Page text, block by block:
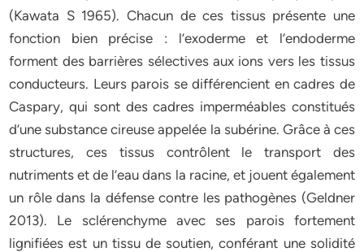
(Kawata S 1965). Chacun de ces tissus présente une
fonction bien précise : l’exoderme et l’endoderme
forment des barrières sélectives aux ions vers les tissus
conducteurs. Leurs parois se différencient en cadres de
Caspary, qui sont des cadres imperméables constitués
d’une substance cireuse appelée la subérine. Grâce à ces
structures, ces tissus contrôlent le transport des
nutriments et de l’eau dans la racine, et jouent également
un rôle dans la défense contre les pathogènes (Geldner
2013). Le sclérenchyme avec ses parois fortement
lignifiées est un tissu de soutien, conférant une solidité